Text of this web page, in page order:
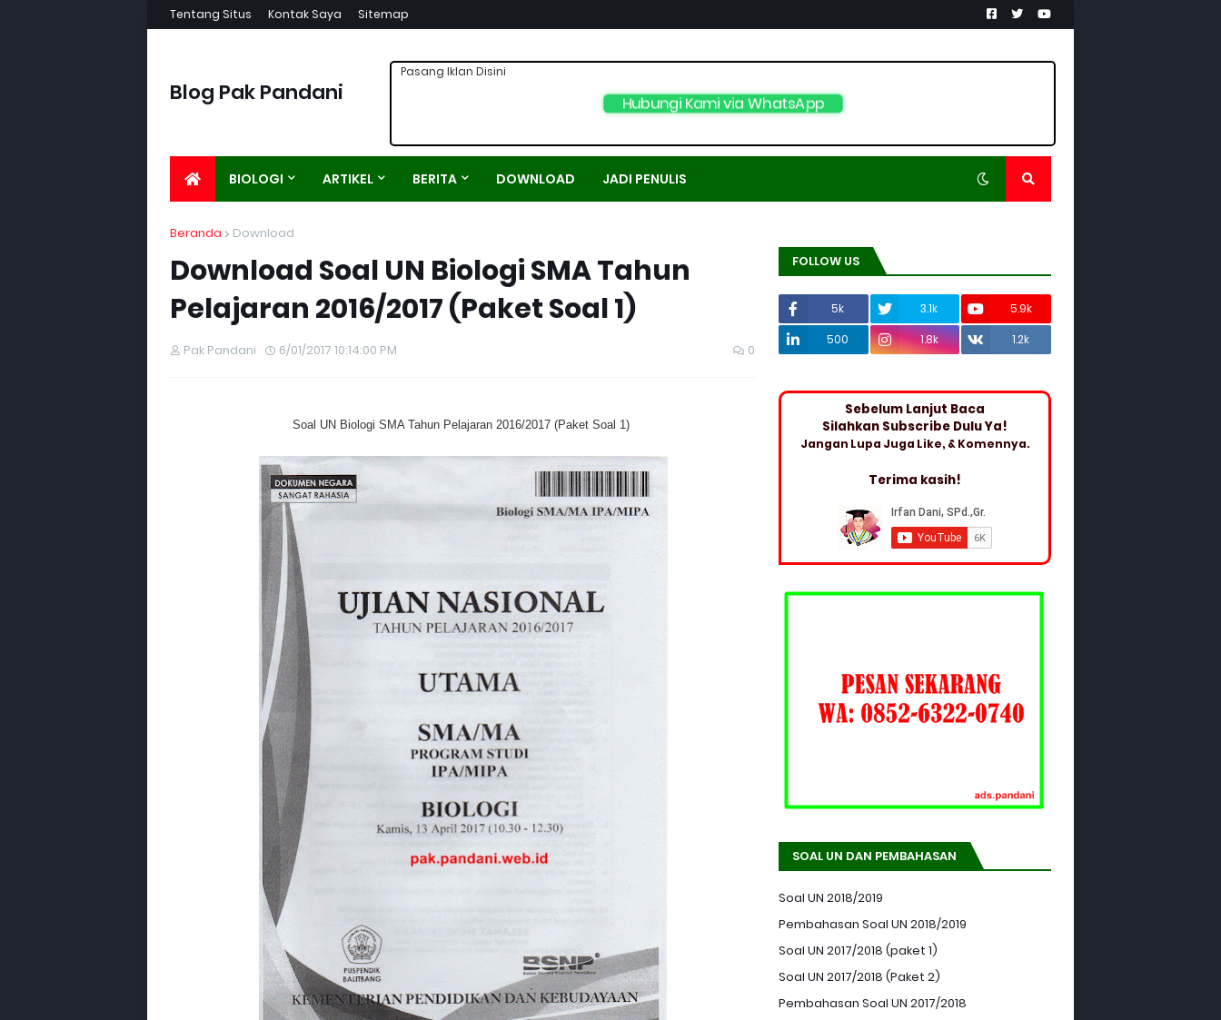
Tentang Situs Kontak Saya Sitemap
Blog Pak Pandani Hubungi Kami via WhatsApp
Pasang Iklan Disini
BIOLOGI ARTIKEL BERITA DOWNLOAD JADI PENULIS
Beranda Download
Download Soal UN Biologi SMA Tahun
Pelajaran 2016/2017 (Paket Soal 1)
Pak Pandani 6/01/2017 10:14:00 PM 0
Soal UN Biologi SMA Tahun Pelajaran 2016/2017 (Paket Soal 1)
FOLLOW US
5k 3.1k
5.9k
500
1.8k 1.2k
Sebelum Lanjut Baca
Silahkan Subscribe Dulu Ya!
Jangan Lupa Juga Like, & Komennya.
Terima kasih!
SOAL UN DAN PEMBAHASAN
Soal UN 2018/2019
Pembahasan Soal UN 2018/2019
Soal UN 2017/2018 (paket 1)
Soal UN 2017/2018 (Paket 2)
Pembahasan Soal UN 2017/2018